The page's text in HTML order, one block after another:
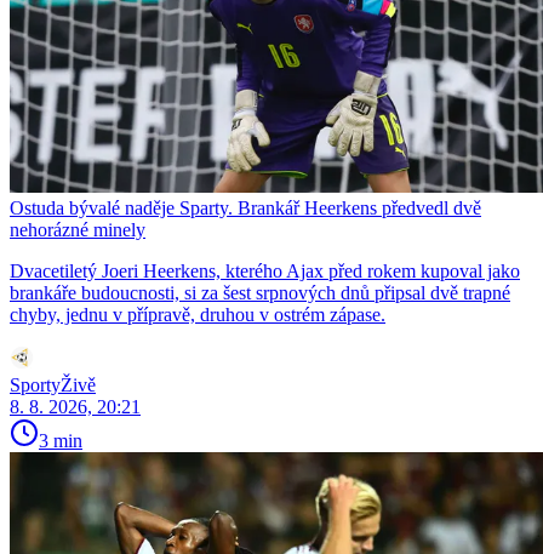
Ostuda bývalé naděje Sparty. Brankář Heerkens předvedl dvě
nehorázné minely
Dvacetiletý Joeri Heerkens, kterého Ajax před rokem kupoval jako
brankáře budoucnosti, si za šest srpnových dnů připsal dvě trapné
chyby, jednu v přípravě, druhou v ostrém zápase.
SportyŽivě
8. 8. 2026, 20:21
3 min